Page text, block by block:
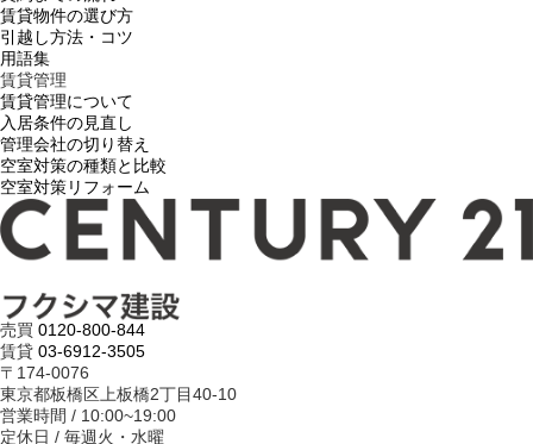
賃貸物件の選び方
引越し方法・コツ
用語集
賃貸管理
賃貸管理について
入居条件の見直し
管理会社の切り替え
空室対策の種類と比較
空室対策リフォーム
売買 0120-800-844
賃貸 03-6912-3505
〒174-0076
東京都板橋区上板橋2丁目40-10
営業時間 / 10:00~19:00
定休日 / 毎週火・水曜